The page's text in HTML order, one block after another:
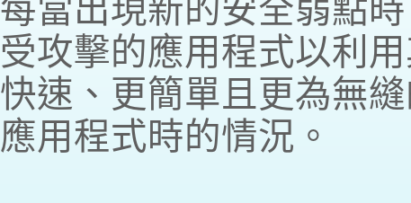
每當出現新的安全弱點
受攻擊的應用程式以利
快速、更簡單且更為無
應用程式時的情況。